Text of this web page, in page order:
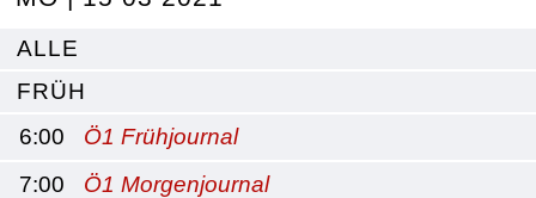
ALLE
FRÜH
6:00
Ö1 Frühjournal
7:00
Ö1 Morgenjournal